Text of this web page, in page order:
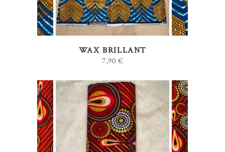
WAX BRILLANT
7,90€